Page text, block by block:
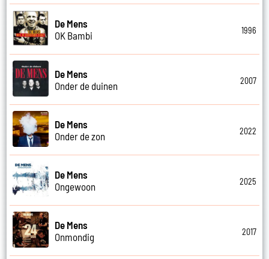
De Mens
OK Bambi
1996
De Mens
Onder de duinen
2007
De Mens
Onder de zon
2022
De Mens
Ongewoon
2025
De Mens
Onmondig
2017